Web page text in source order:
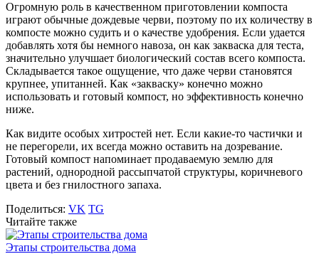
Огромную роль в качественном приготовлении компоста
играют обычные дождевые черви, поэтому по их количеству в
компосте можно судить и о качестве удобрения. Если удается
добавлять хотя бы немного навоза, он как закваска для теста,
значительно улучшает биологический состав всего компоста.
Складывается такое ощущение, что даже черви становятся
крупнее, упитанней. Как «закваску» конечно можно
использовать и готовый компост, но эффективность конечно
ниже.
Как видите особых хитростей нет. Если какие-то частички и
не перегорели, их всегда можно оставить на дозревание.
Готовый компост напоминает продаваемую землю для
растений, однородной рассыпчатой структуры, коричневого
цвета и без гнилостного запаха.
Поделиться: VK TG
Читайте также
Этапы строительства дома